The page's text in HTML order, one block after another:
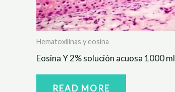
Hematoxilinas y eosina
Eosina Y 2% solución acuosa 1000 ml
READ MORE